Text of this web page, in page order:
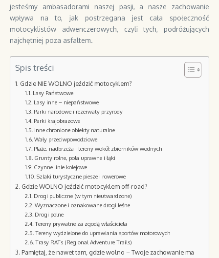
jesteśmy ambasadorami naszej pasji, a nasze zachowanie
wpływa na to, jak postrzegana jest cała społeczność
motocyklistów adwenczerowych, czyli tych, podróżujących
najchętniej poza asfaltem.
Spis treści
Gdzie NIE WOLNO jeździć motocyklem?
Lasy Państwowe
Lasy inne – niepaństwowe
Parki narodowe i rezerwaty przyrody
Parki krajobrazowe
Inne chronione obiekty naturalne
Wały przeciwpowodziowe
Plaże, nadbrzeża i tereny wokół zbiorników wodnych
Grunty rolne, pola uprawne i łąki
Czynne linie kolejowe
Szlaki turystyczne piesze i rowerowe
Gdzie WOLNO jeździć motocyklem off-road?
Drogi publiczne (w tym nieutwardzone)
Wyznaczone i oznakowane drogi leśne
Drogi polne
Tereny prywatne za zgodą właściciela
Tereny wydzielone do uprawiania sportów motorowych
Trasy RATs (Regional Adventure Trails)
Pamiętaj, że nawet tam, gdzie wolno – Twoje zachowanie ma